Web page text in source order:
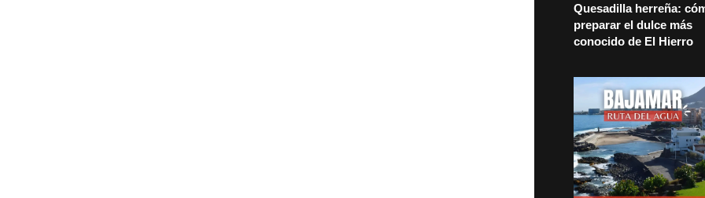
Quesadilla herreña:
preparar el dulce más
conocido de El Hierro